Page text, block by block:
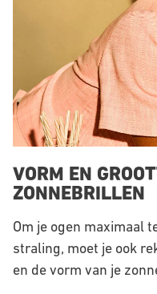
VORM EN
ZONNEBRILLEN
Om je ogen maximaal
straling, moet je ook
en de vorm van je